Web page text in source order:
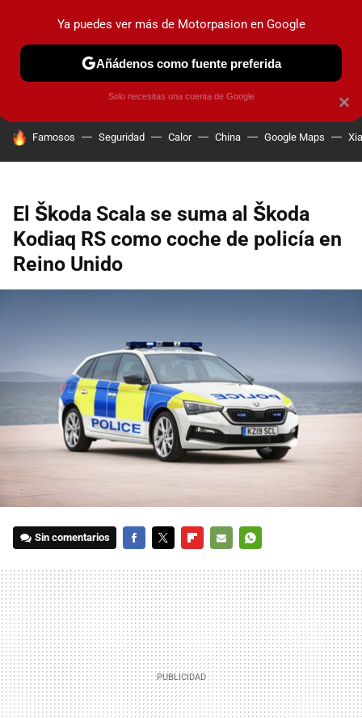
PRUEBAS COCHES ELÉCTRICOS OBSERVATORIO
HOY SE HABLA DE
Famosos Seguridad Calor China Google Maps
El Škoda Scala se suma al Škoda
Kodiaq RS como coche de policía en
Reino Unido
Sin comentarios
MAIL
×
Ya puedes ver más de Motorpasion en Google
Añádenos como fuente preferida
Solo necesitas una cuenta de Google